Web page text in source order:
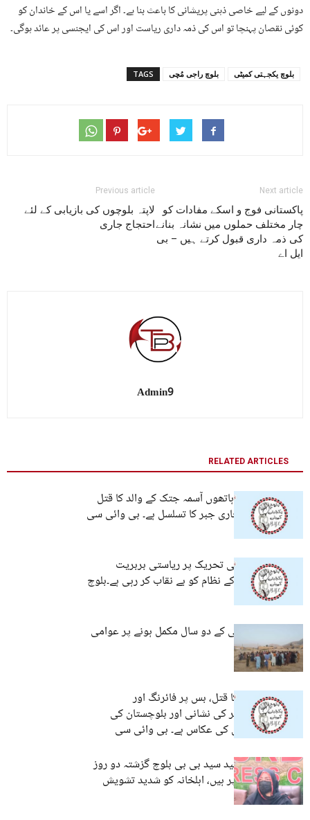
دونوں کے لیے خاصی ذہنی پریشانی کا باعث بنا ہے۔ اگر اسے یا اس کے خاندان کو
کوئی نقصان پہنچا تو اس کی ذمہ داری ریاست اور اس کی ایجنسی پر عائد ہوگی۔
TAGS بلوچ راجی مُچی بلوچ یکجہتی کمیٹی
Previous article
لاپتہ بلوچوں کی بازیابی کے لئے
احتجاج جاری
Next article
پاکستانی فوج و اسکے مفادات کو
چار مختلف حملوں میں نشانہ بنانے
کی ذمہ داری قبول کرتے ہیں – بی
ایل اے
Admin9
RELATED ARTICLES
ڈیتھ اسکواڈ کے ہاتھوں آسمہ جتک کے والد کا قتل
بلوچستان میں جاری جبر کا تسلسل ہے۔ بی وائی سی
کشمیر میں عوامی تحریک پر ریاستی بربریت
پاکستان کے جبر کے نظام کو بے نقاب کر رہی ہے۔بلوچ
یکجہتی کمیٹی
کوئٹہ: راجی مُچی کے دو سال مکمل ہونے پر عوامی
آگاہی مہم
جج عبدالحکیم کا قتل، بس پر فائرنگ اور
کرفیو،بدترین جبر کی نشانی اور بلوچستان کی
حقیقی صورتحال کی عکاس ہے۔ بی وائی سی
تربت:جیل میں قید سید بی بی بلوچ گزشتہ دو روز
سے بھوک ہڑتال پر ہیں، اہلخانہ کو شدید تشویش